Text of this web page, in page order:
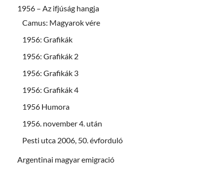
1956 – Az ifjúság hangja
Camus: Magyarok vére
1956: Grafikák
1956: Grafikák 2
1956: Grafikák 3
1956: Grafikák 4
1956 Humora
1956. november 4. után
Pesti utca 2006, 50. évforduló
Argentinai magyar emigració